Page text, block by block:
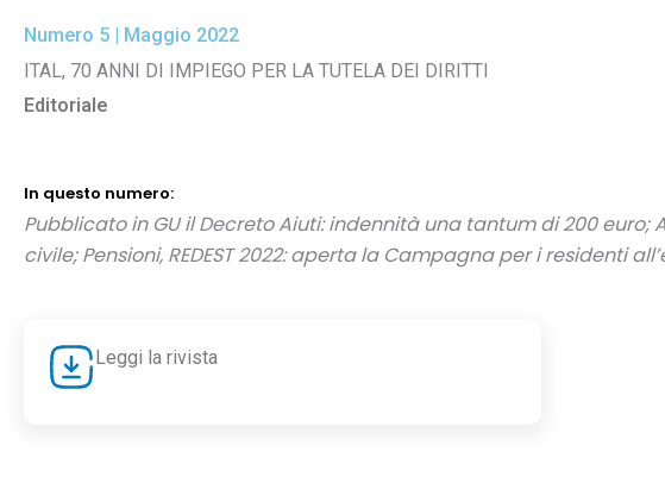
Numero 5 | Maggio 2022
ITAL, 70 ANNI DI IMPIEGO PER LA TUTELA DEI DIRITTI
Editoriale
In questo numero:
Pubblicato in GU il Decreto Aiuti: indennità una tantum di 200 euro;
civile; Pensioni, REDEST 2022: aperta la Campagna per i residenti
Leggi la rivista